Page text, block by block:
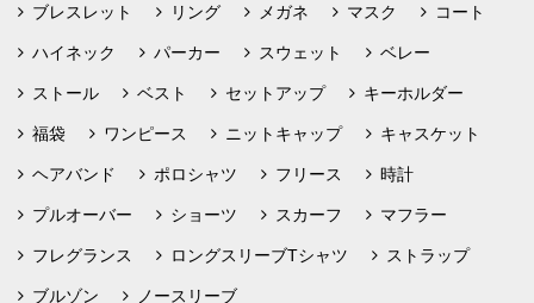
ブレスレット リング メガネ マスク コート
ハイネック パーカー スウェット ベレー
ストール ベスト セットアップ キーホルダー
福袋 ワンピース ニットキャップ キャスケット
ヘアバンド ポロシャツ フリース 時計
プルオーバー ショーツ スカーフ マフラー
フレグランス ロングスリーブTシャツ ストラップ
ブルゾン ノースリーブ